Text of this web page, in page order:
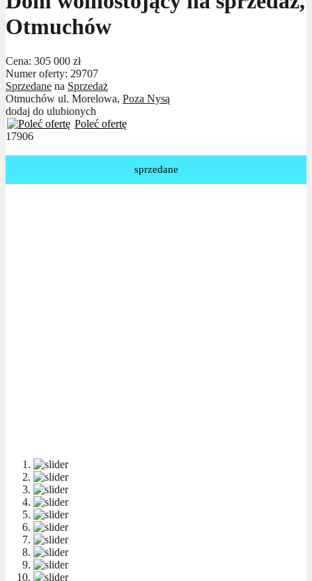
Otmuchów
Cena: 305 000 zł
Numer oferty: 29707
Sprzedane na Sprzedaż
Otmuchów ul. Morelowa, Poza Nysą
dodaj do ulubionych
Poleć ofertę
17906
sprzedane